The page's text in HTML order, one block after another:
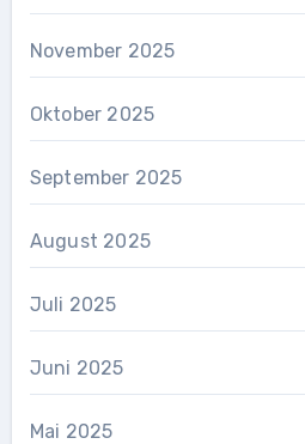
November 2025
Oktober 2025
September 2025
August 2025
Juli 2025
Juni 2025
Mai 2025